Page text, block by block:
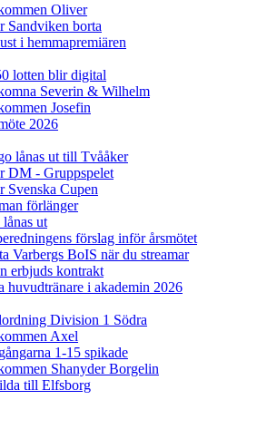
Oliver
Sandviken borta
i hemmapremiären
lotten blir digital
Severin & Wilhelm
Josefin
2026
lånas ut till Tvååker
DM - Gruppspelet
Svenska Cupen
förlänger
ut
förslag inför årsmötet
Varbergs BoIS när du streamar
erbjuds kontrakt
huvudtränare i akademin 2026
Division 1 Södra
Axel
1-15 spikade
Shanyder Borgelin
till Elfsborg